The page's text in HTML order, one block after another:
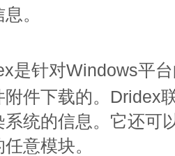
。
是针对Windows平
附件下载的。Dridex
统的信息。它还可
意模块。